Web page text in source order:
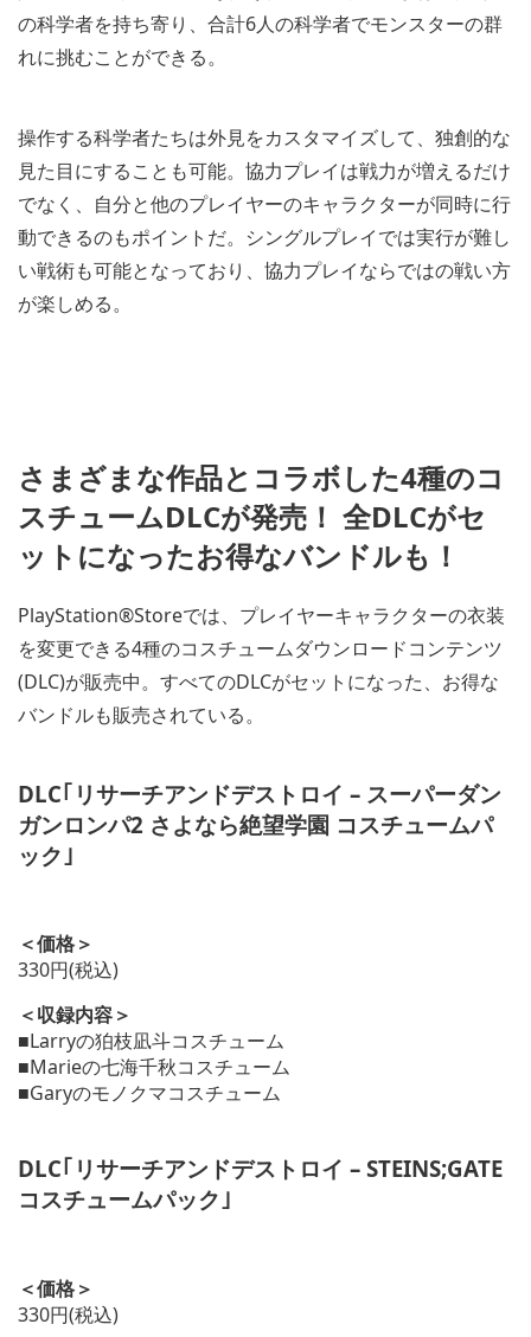
の科学者を持ち寄り、合計6人の科学者でモンスターの群
れに挑むことができる。
操作する科学者たちは外見をカスタマイズして、独創的な
見た目にすることも可能。協力プレイは戦力が増えるだけ
でなく、自分と他のプレイヤーのキャラクターが同時に行
動できるのもポイントだ。シングルプレイでは実行が難し
い戦術も可能となっており、協力プレイならではの戦い方
が楽しめる。
さまざまな作品とコラボした4種のコ
スチュームDLCが発売！ 全DLCがセ
ットになったお得なバンドルも！
PlayStation®Storeでは、プレイヤーキャラクターの衣装
を変更できる4種のコスチュームダウンロードコンテンツ
(DLC)が販売中。すべてのDLCがセットになった、お得な
バンドルも販売されている。
DLC｢リサーチアンドデストロイ – スーパーダン
ガンロンパ2 さよなら絶望学園 コスチュームパ
ック｣
＜価格＞
330円(税込)
＜収録内容＞
■Larryの狛枝凪斗コスチューム
■Marieの七海千秋コスチューム
■Garyのモノクマコスチューム
DLC｢リサーチアンドデストロイ – STEINS;GATE
コスチュームパック｣
＜価格＞
330円(税込)